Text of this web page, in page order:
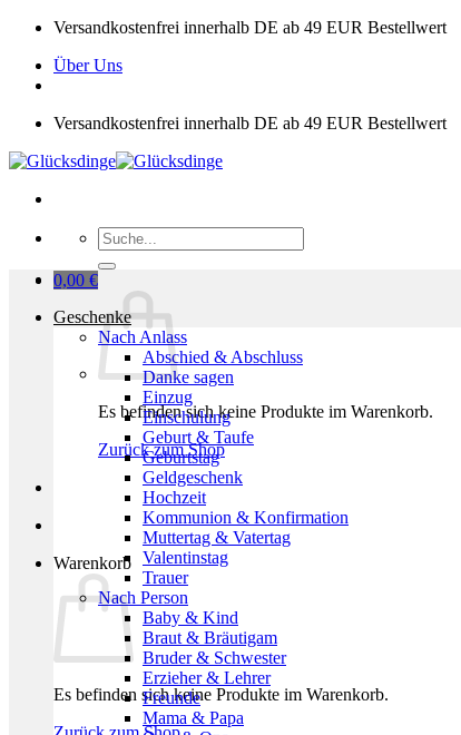
Zum
springen
Versandkostenfrei innerhalb DE ab 49 EUR Bestellwert
Über Uns
Versandkostenfrei innerhalb DE ab 49 EUR Bestellwert
Suchen
nach:
0,00 €
Es befinden sich keine Produkte im Warenkorb.
Zurück zum Shop
Warenkorb
Es befinden sich keine Produkte im Warenkorb.
Geschenke
Nach Anlass
Abschied & Abschluss
Danke sagen
Einzug
Einschulung
Geburt & Taufe
Geburtstag
Geldgeschenk
Hochzeit
Kommunion & Konfirmation
Muttertag & Vatertag
Valentinstag
Trauer
Nach Person
Baby & Kind
Braut & Bräutigam
Bruder & Schwester
Erzieher & Lehrer
Freunde
Mama & Papa